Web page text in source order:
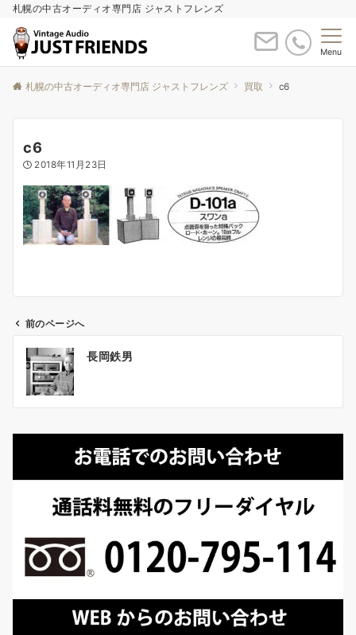
札幌の中古オーディオ専門店 ジャストフレンズ
Menu
札幌の中古オーディオ専門店 ジャストフレンズ 買取 c6
c6
2018年11月23日
ョ
前のページへ
長岡鉄男